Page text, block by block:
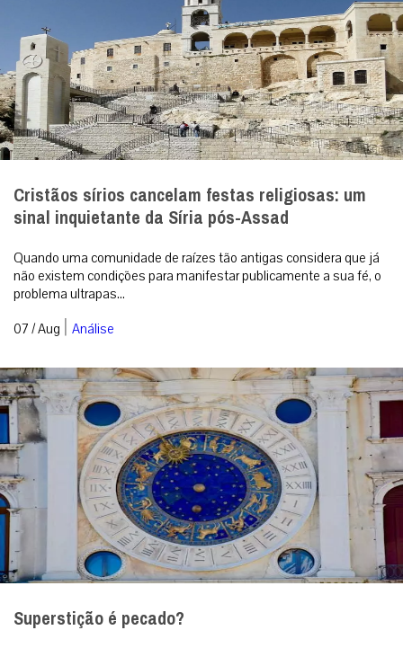
Cristãos sírios cancelam festas religiosas: um
sinal inquietante da Síria pós-Assad
Quando uma comunidade de raízes tão antigas considera que já
não existem condições para manifestar publicamente a sua fé, o
problema ultrapas...
07 / Aug | Análise
Superstição é pecado?